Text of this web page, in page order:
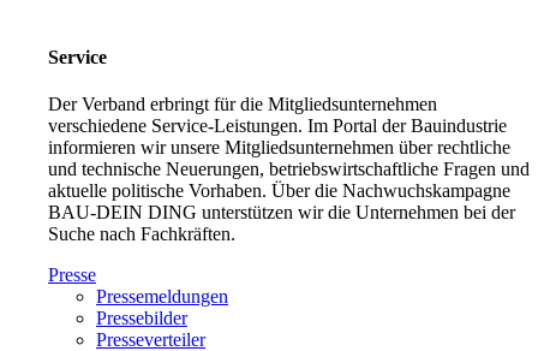
Service
Der Verband erbringt für die Mitgliedsunternehmen
verschiedene Service-Leistungen. Im Portal der Bauindustrie
informieren wir unsere Mitgliedsunternehmen über rechtliche
und technische Neuerungen, betriebswirtschaftliche Fragen und
aktuelle politische Vorhaben. Über die Nachwuchskampagne
BAU-DEIN DING unterstützen wir die Unternehmen bei der
Suche nach Fachkräften.
Presse
Pressemeldungen
Pressebilder
Presseverteiler